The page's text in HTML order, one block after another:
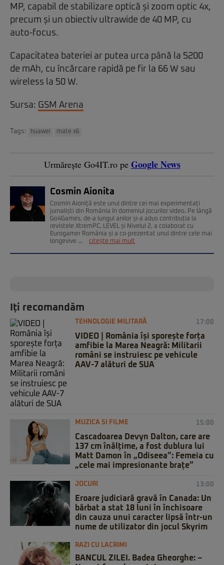
MP, capabil de stabilizare optică și zoom optic 4x,
precum și un obiectiv ultrawide de 40 MP, cu
auto-focus.
Capacitatea bateriei ar putea urca până la 5200
de mAh, cu încărcare rapidă pe fir la 66 W sau
wireless la 50 W.
Sursa: GSM Arena
Tags: huawei mate x6
Urmărește Go4IT.ro pe Google News
Cosmin Aionita
Cosmin Aioniță este unul dintre cei mai experimentați
jurnaliști din România în domeniul jocurilor video. Pe lângă
Go4Games, de-a lungul anilor și-a adus contribuția la
revistele XtremPC, LEVEL și Nivelul 2, a colaborat cu
Eurogamer România și a co-prezentat unul dintre cele mai
longevive ...
citește mai mult
Iți recomandăm
TEHNOLOGIE MILITARĂ 17:00
VIDEO | România își sporește forța
amfibie la Marea Neagră: Militarii
români se instruiesc pe vehicule
AAV-7 alături de SUA
MUZICA SI FILME 15:00
Cascadoarea Devyn Dalton, care are
137 cm înălțime, a fost dublura lui
Matt Damon în „Odiseea”: Femeia cu
„cele mai impresionante brațe”
JOCURI 13:00
Eroare judiciară gravă în Canada: Un
bărbat a stat 18 luni în închisoare
din cauza unui caracter lipsă într-un
nume de utilizator din jocul Skyrim
RAZI CU LACRIMI
BANCUL ZILEI. Badea Gheorghe: –